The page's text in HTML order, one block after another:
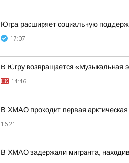
Югра расширяет социальную
17:07
В Югру возвращается «Музыкальная
14:46
В ХМАО проходит первая арктическая
16:21
В ХМАО задержали мигранта,